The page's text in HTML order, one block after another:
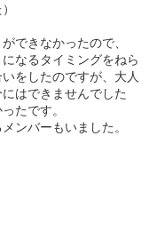
できなかったので、
なるタイミングをねら
をしたのですが、大人
はできませんでした
たです。
ンバーもいました。